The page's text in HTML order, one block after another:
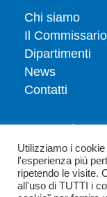
Chi siamo
Il
Dipartimenti
News
Contatti
Tesserati
Dona
Privacy policy
Politica dei
Utilizziamo i
l'esperienza più
ripetendo le visite.
all'uso di TUTTI i